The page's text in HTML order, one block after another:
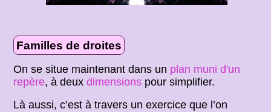
Familles de droites
On se situe maintenant dans un plan muni d'un
repère, à deuxdimensions pour simplifier.
Là aussi, c’est à travers un exercice que l’on